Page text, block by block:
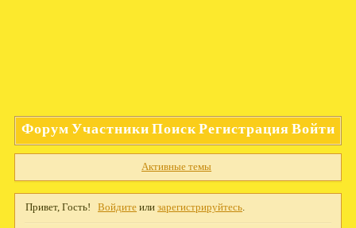
Форум Участники ПоискРегистрация Войти
Активные темы
Привет, Гость! Войдите илизарегистрируйтесь